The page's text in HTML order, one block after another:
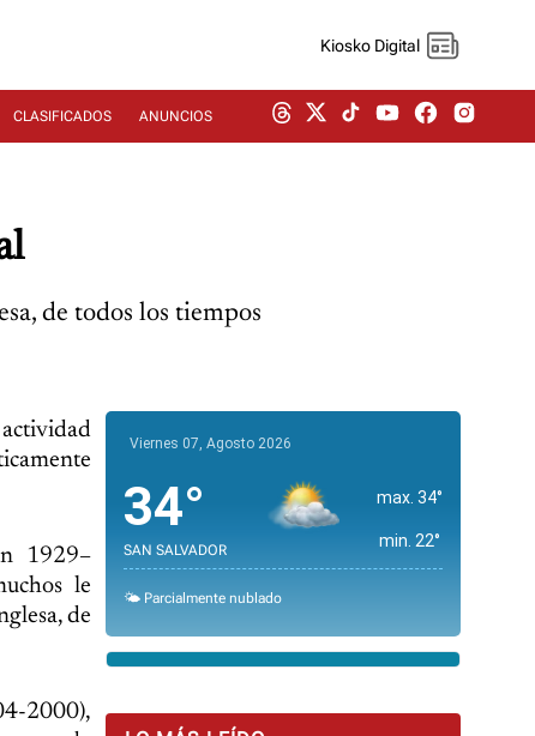
Kiosko Digital
CLASIFICADOS ANUNCIOS
de todos los tiempos
1929–
le
de
2000),
Viernes 07, Agosto 2026
34°
SAN SALVADOR
max. 34°
min. 22°
🌤️ Parcialmente nublado